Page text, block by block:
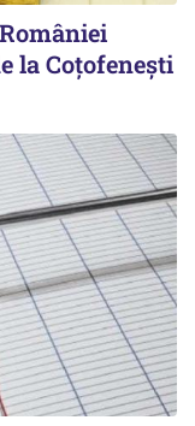
la Coțofenești